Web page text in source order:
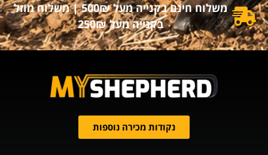
משלוח חינם בקנייה מעל 500₪ | משלוח מוזל
בקנייה מעל 250₪
נקודות מכירה נוספות